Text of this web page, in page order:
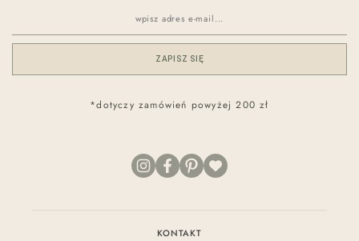
ZAPISZ SIĘ
*dotyczy zamówień powyżej 200 zł
KONTAKT